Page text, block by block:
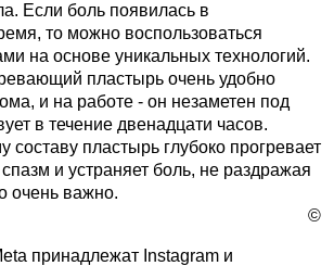
Если боль появилась в
то можно воспользоваться
на основе уникальных технологий.
пластырь очень удобно
и на работе - он незаметен под
в течение двенадцати часов.
составу пластырь глубоко прогревает
и устраняет боль, не раздражая
очень важно.
©
принадлежат Instagram и